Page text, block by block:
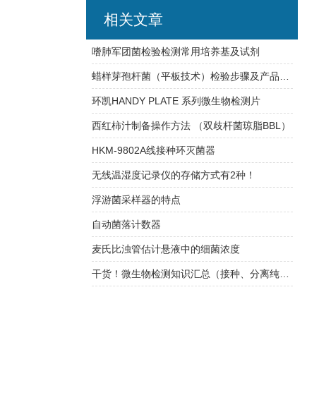
相关文章
嗜肺军团菌检验检测常用培养基及试剂
环凯HANDY PLATE 系列微生物检测片
西红柿汁制备操作方法 （双歧杆菌琼脂BBL）
HKM-9802A线接种环灭菌器
无线温湿度记录仪的存储方式有2种！
浮游菌采样器的特点
自动菌落计数器
麦氏比浊管估计悬液中的细菌浓度
干货！微生物检测知识汇总（接种、分离纯化和培养、微生物常规鉴定技术）